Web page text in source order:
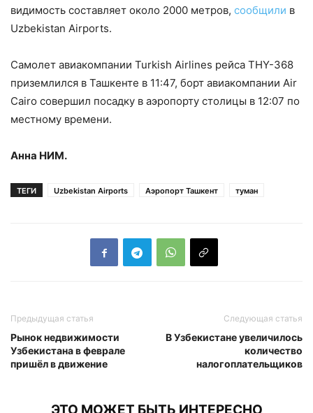
видимость составляет около 2000 метров, сообщили в
Uzbekistan Airports.
Самолет авиакомпании Turkish Airlines рейса THY-368
приземлился в Ташкенте в 11:47, борт авиакомпании Air
Cairo совершил посадку в аэропорту столицы в 12:07 по
местному времени.
Анна НИМ.
ТЕГИ Uzbekistan Airports Аэропорт Ташкент туман
Предыдущая статья
Рынок недвижимости
Узбекистана в феврале
пришёл в движение
Следующая статья
В Узбекистане увеличилось
количество
налогоплательщиков